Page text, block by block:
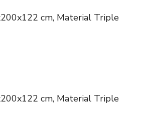
cm, Material Triple
cm, Material Triple